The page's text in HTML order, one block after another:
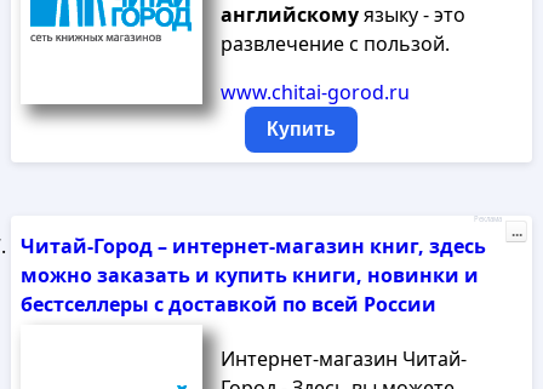
английскомуязыку - это
развлечение с пользой.
www.chitai-gorod.ru
Купить
Читай-Город – интернет-магазин книг, здесь
можно заказать и купить книги, новинки и
бестселлеры с доставкой по всей России
Интернет-магазин Читай-
Реклама
...